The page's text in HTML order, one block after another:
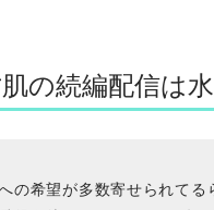
の続編配信は
の希望が多数寄せられてる